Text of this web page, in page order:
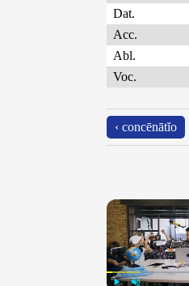
Dat.
Acc.
Abl.
Voc.
‹ concēnātĭo